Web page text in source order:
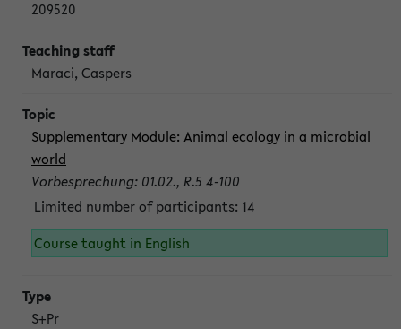
209520
Maraci, Caspers
Supplementary Module: Animal ecology in a microbial
world
Vorbesprechung: 01.02., R.5 4-100
Limited number of participants: 14
Course taught in English
S+Pr